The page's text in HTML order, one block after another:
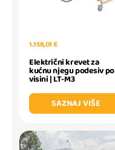
1.158,01 €
Električni krevet za
kućnu njegu podesiv po
visini | LT-M3
SAZNAJ VIŠE